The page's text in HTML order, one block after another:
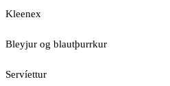
Kleenex
Bleyjur og blautþurrkur
Servíettur